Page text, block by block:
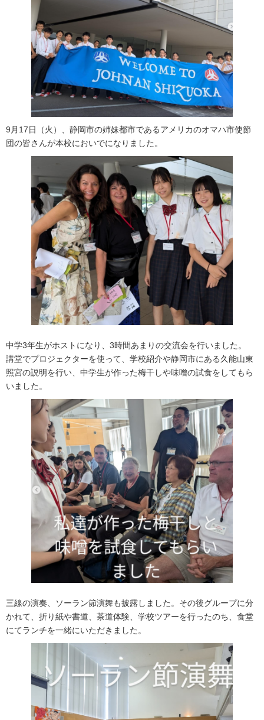
9月17日（火）、静岡市の姉妹都市であるアメリカのオマハ市使節
団の皆さんが本校においでになりました。
中学3年生がホストになり、3時間あまりの交流会を行いました。
講堂でプロジェクターを使って、学校紹介や静岡市にある久能山東
照宮の説明を行い、中学生が作った梅干しや味噌の試食をしてもら
いました。
三線の演奏、ソーラン節演舞も披露しました。その後グループに分
かれて、折り紙や書道、茶道体験、学校ツアーを行ったのち、食堂
にてランチを一緒にいただきました。